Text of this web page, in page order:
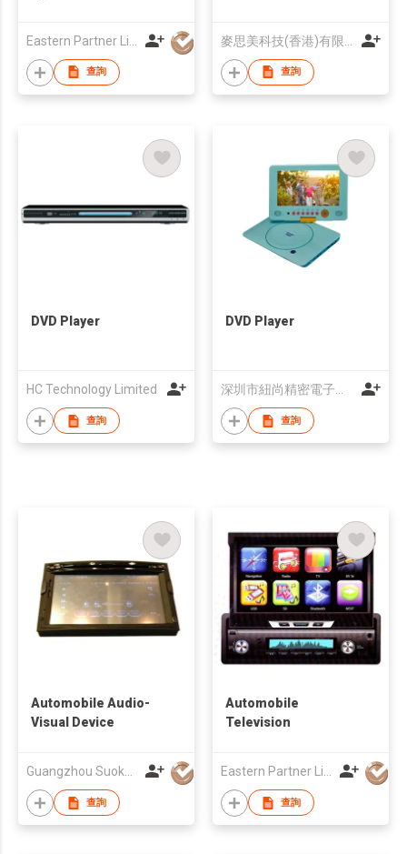
查詢 查詢
DVD Player
HC Technology Limited
查詢
DVD Player
查詢
Automobile Audio-
Visual Device
查詢
Automobile
Television
查詢